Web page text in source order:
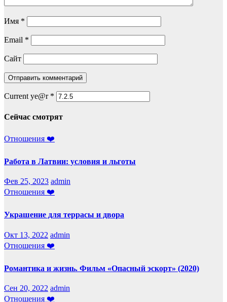
Имя *
Email *
Сайт
Current ye@r *
Сейчас смотрят
Отношения ❤️
Работа в Латвии: условия и льготы
Фев 25, 2023 admin
Отношения ❤️
Украшение для террасы и двора
Окт 13, 2022 admin
Отношения ❤️
Романтика и жизнь. Фильм «Опасный эскорт» (2020)
Сен 20, 2022 admin
Отношения ❤️